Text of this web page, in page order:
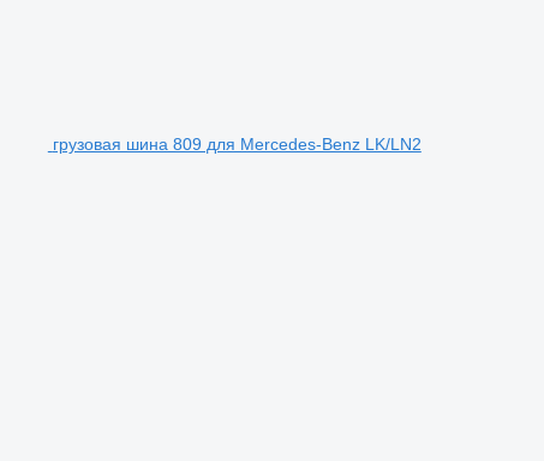
грузовая шина 809 для Mercedes-Benz LK/LN2